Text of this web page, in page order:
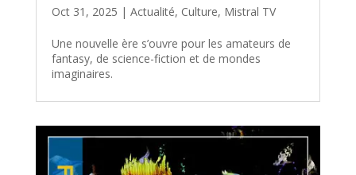
Oct 31, 2025 | Actualité, Culture, Mistral TV
Une nouvelle ère s’ouvre pour les amateurs de
fantasy, de science-fiction et de mondes
imaginaires.